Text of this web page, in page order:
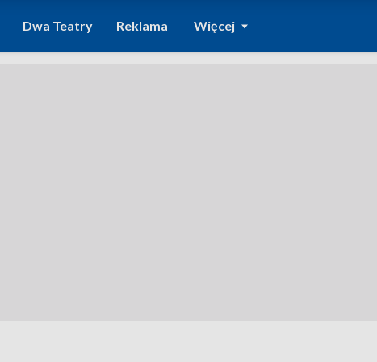
Dwa Teatry Reklama Więcej